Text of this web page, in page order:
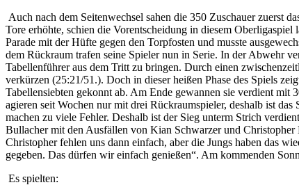
Auch nach dem Seitenwechsel sahen die 350 Zuschauer zuerst
Tore erhöhte, schien die Vorentscheidung in diesem
Parade mit der Hüfte gegen den Torpfosten und musste
dem Rückraum trafen seine Spieler nun in Serie. In der Abwehr
Tabellenführer aus dem Tritt zu bringen. Durch einen
verkürzen (25:21/51.). Doch in dieser heißen Phase des Spiels
Tabellensiebten gekonnt ab. Am Ende gewannen sie verdient
agieren seit Wochen nur mit drei Rückraumspieler, deshalb ist
machen zu viele Fehler. Deshalb ist der Sieg unterm Strich
Bullacher mit den Ausfällen von Kian Schwarzer und
Christopher fehlen uns dann einfach, aber die Jungs haben das
gegeben. Das dürfen wir einfach genießen“. Am kommenden
Es spielten: